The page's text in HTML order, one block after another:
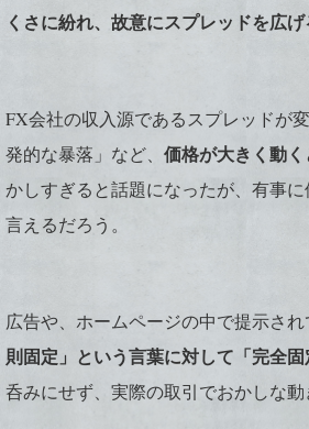
くさに紛れ、故意にスプレッドを広
FX会社の収入源であるスプレッドが
発的な暴落」など、 価格が大きく動く
かしすぎると話題になったが、有事
言えるだろう。
広告や、ホームページの中で提示さ
則固定」という言葉に対して「完全
呑みにせず、実際の取引でおかしな